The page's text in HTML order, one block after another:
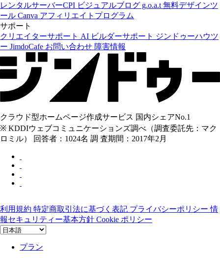
レンタルサーバーCPI ビジュアルブログ g.o.a.t 無料デザインツ
ール Canva アフィリエイトプログラム
サポート
クリエイターサポート AI ビルダーサポート ジンドゥーハウツ
ー JimdoCafe お問い合わせ 障害情報
クラウド型ホームページ作成サービス 国内シェアNo.1
※ KDDIウェブコミュニケーションズ調べ（調査委託先：マク
ロミル） 回答者：1024名 調 査期間：2017年2月
利用規約 特定商取引法に基づく表記 プライバシーポリシー情
報セキュリティー基本方針 Cookie ポリシー
プラン